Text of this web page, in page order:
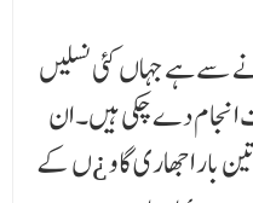
سے ہے جہاں کئی نسلیں
انجا م دے چکی ہیں۔ ان
تین بار اجھاری گاو ¿ں کے